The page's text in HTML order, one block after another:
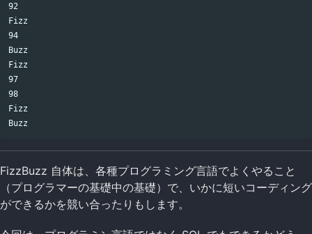
92
Fizz
94
Buzz
Fizz
97
98
Fizz
FizzBuzz 自体は、各種プログラミング言語でよくやること
（プログラマーの基礎中の基礎）で、いかに短いコーディング
ができるかを競い合ったりもします。